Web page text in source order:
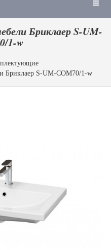
Бриклаер S-UM-
1-w
Бриклаер S-UM-COM70/1-w